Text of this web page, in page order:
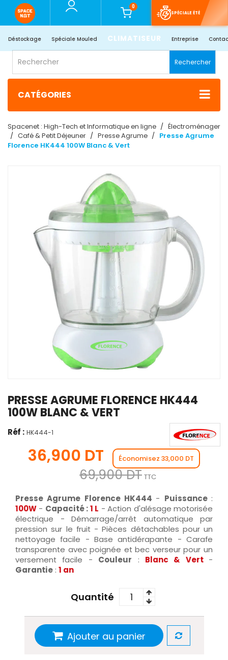
0
SPÉCIALE ÉTÉ
Déstockage Spéciale Mouled CLIMATISEUR Entreprise
Rechercher
CATÉGORIES
Spacenet : High-Tech et Informatique en ligne
Électroménager
Café & Petit Déjeuner
Presse Agrume
Presse Agrume
Florence HK444 100W Blanc & Vert
PRESSE AGRUME FLORENCE HK444
100W BLANC & VERT
Réf : HK444-1
36,900 DT Économisez 33,000 DT
69,900 DT TTC
Presse Agrume Florence HK444 - Puissance :
100W - Capacité :1 L - Action d'alésage motorisée
électrique - Démarrage/arrêt automatique par
pression sur le fruit - Pièces détachables pour un
nettoyage facile - Base antidérapante - Carafe
transparente avec poignée et bec verseur pour un
versement facile - Couleur : Blanc & Vert -
Garantie : 1 an
Quantité
Ajouter au panier